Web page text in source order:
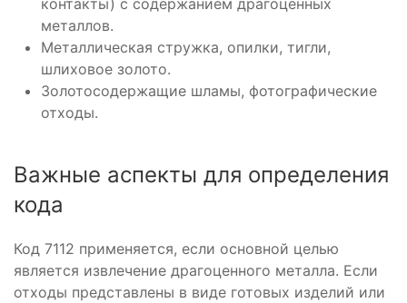
контакты) с содержанием драгоценных
металлов.
Металлическая стружка, опилки, тигли,
шлиховое золото.
Золотосодержащие шламы, фотографические
отходы.
Важные аспекты для определения
кода
Код 7112 применяется, если основной целью
является извлечение драгоценного металла. Если
отходы представлены в виде готовых изделий или